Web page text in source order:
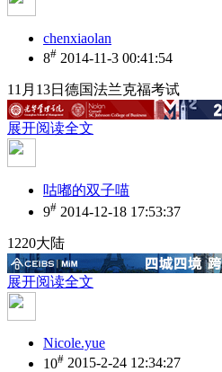
chenxiaolan
8# 2014-11-3 00:41:54
11月13日德国法兰克福考试
展开阅读全文
咕嘟的双子喵
9# 2014-12-18 17:53:37
1220大陆
展开阅读全文
Nicole.yue
10# 2015-2-24 12:34:27